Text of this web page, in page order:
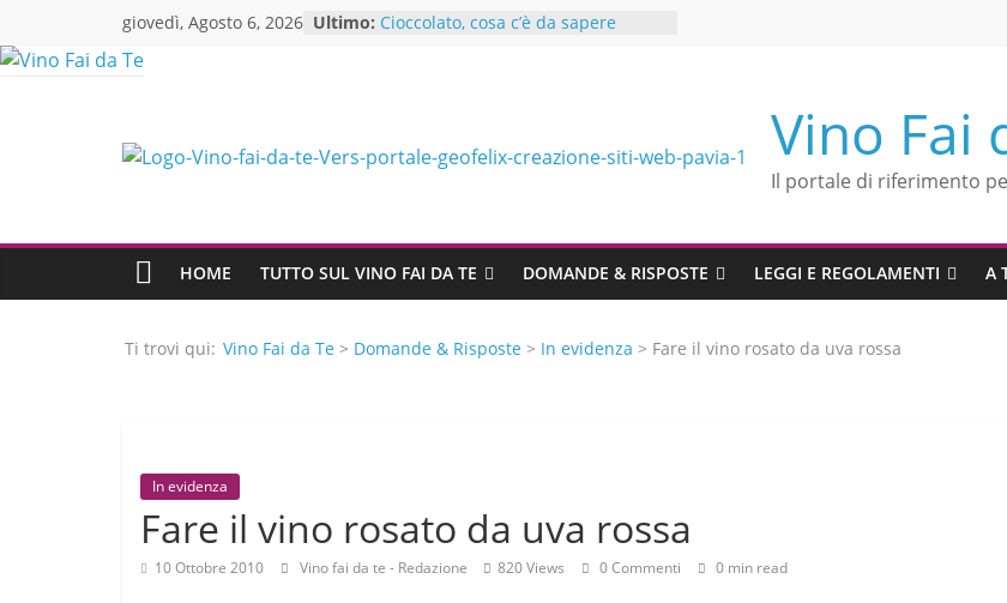
to
content
giovedì, Agosto 6, 2026 Ultimo: Cioccolato, cosa c’è da sapere
leggendario
ristorazione si unisce a Vino fai da
te
Vino Fai
Il portale di riferimento
HOME TUTTO SUL VINO FAI DA TE DOMANDE & RISPOSTE LEGGI E REGOLAMENTI A
Ti trovi qui: Vino Fai da Te > Domande & Risposte > In evidenza > Fare il vino rosato da uva rossa
In evidenza
Fare il vino rosato da uva rossa
10 Ottobre 2010 Vino fai da te - Redazione 820 Views 0 Commenti 0 min read